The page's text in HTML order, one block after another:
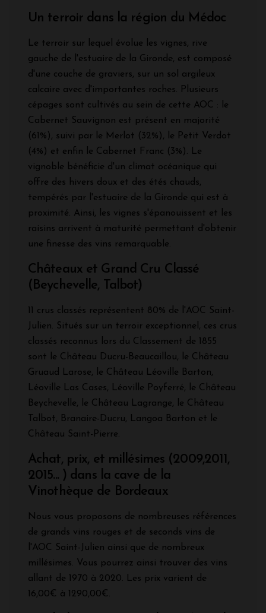
Un terroir dans la région du Médoc
Le terroir sur lequel évolue les vignes, rive
gauche de l'estuaire de la Gironde, est composé
d'une couche de graviers, sur un sol argileux
calcaire avec d'importantes roches. Plusieurs
cépages sont cultivés au sein de cette AOC : le
Cabernet Sauvignon est présent en majorité
(61%), suivi par le Merlot (32%), le Petit Verdot
(4%) et enfin le Cabernet Franc (3%). Le
vignoble bénéficie d'un climat océanique qui
offre des hivers doux et des étés chauds,
tempérés par l'estuaire de la Gironde qui est à
proximité. Ainsi, les vignes s'épanouissent et les
raisins arrivent à maturité permettant d'obtenir
une finesse des vins remarquable.
Châteaux et Grand Cru Classé
(Beychevelle, Talbot)
11 crus classés représentent 80% de l'AOC Saint-
Julien. Situés sur un terroir exceptionnel, ces crus
classés reconnus lors du Classement de 1855
sont le Château Ducru-Beaucaillou, le Château
Gruaud Larose, le Château Léoville Barton,
Léoville Las Cases, Léoville Poyferré, le Château
Beychevelle, le Château Lagrange, le Château
Talbot, Branaire-Ducru, Langoa Barton et le
Château Saint-Pierre.
Achat, prix, et millésimes (2009,2011,
2015... ) dans la cave de la
Vinothèque de Bordeaux
Nous vous proposons de nombreuses références
de grands vins rouges et de seconds vins de
l'AOC Saint-Julien ainsi que de nombreux
millésimes. Vous pourrez ainsi trouver des vins
allant de 1970 à 2020. Les prix varient de
16,00€ à 1290,00€.